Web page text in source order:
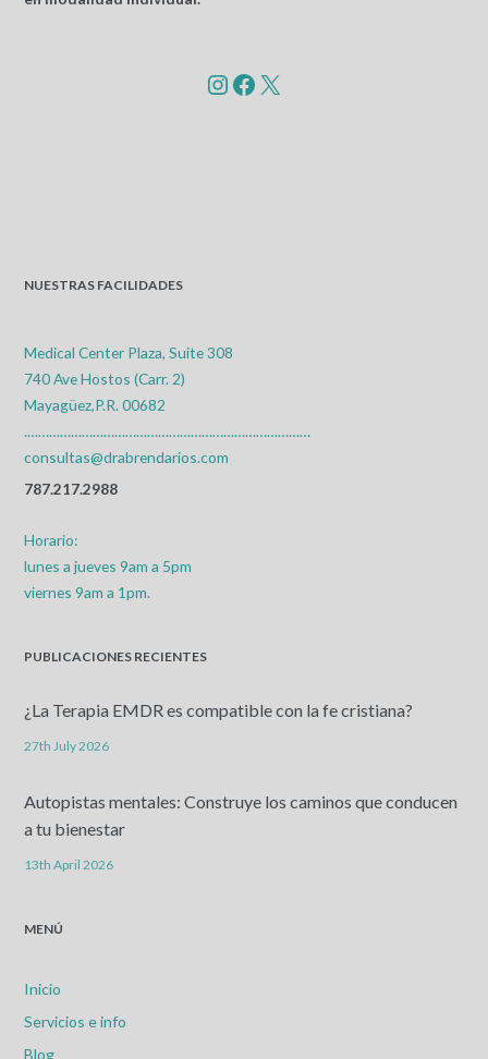
Instagram
Facebook
X
NUESTRAS FACILIDADES
Medical Center Plaza, Suite 308
740 Ave Hostos (Carr. 2)
Mayagüez,P.R. 00682
.……………………………………………………………………
consultas@drabrendarios.com
787.217.2988
Horario:
lunes a jueves 9am a 5pm
viernes 9am a 1pm.
PUBLICACIONES RECIENTES
¿La Terapia EMDR es compatible con la fe cristiana?
27th July 2026
Autopistas mentales: Construye los caminos que conducen
a tu bienestar
13th April 2026
MENÚ
Inicio
Servicios e info
Blog